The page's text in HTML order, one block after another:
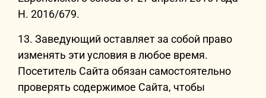
Н. 2016/679.
13. Заведующий оставляет за собой право
изменять эти условия в любое время.
Посетитель Сайта обязан самостоятельно
проверять содержимое Сайта, чтобы